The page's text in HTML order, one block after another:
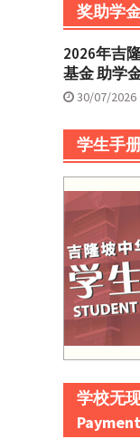
奖助学
2026年吉
基金 助学
30/07/2026
学生手
学校无